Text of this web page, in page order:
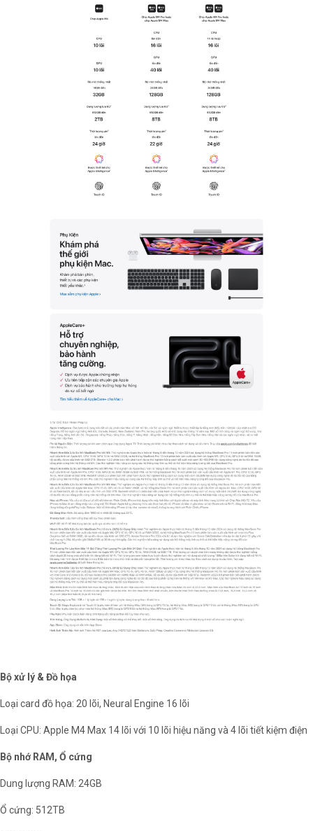
Bộ xử lý & Đồ họa
Loại card đồ họa: 20 lõi, Neural Engine 16 lõi
Loại CPU: Apple M4 Max 14 lõi với 10 lõi hiệu năng và 4 lõi tiết kiệm điện
Bộ nhớ RAM, Ổ cứng
Dung lượng RAM: 24GB
Ổ cứng: 512TB